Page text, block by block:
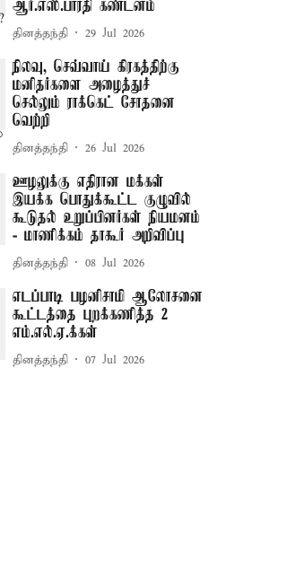
ஆர்.எஸ்.பாரதி கண்டனம்
தினத்தந்தி 29 Jul 2026
நிலவு, செவ்வாய் கிரகத்திற்கு
மனிதர்களை அழைத்துச்
செல்லும் ராக்கெட் சோதனை
வெற்றி
தினத்தந்தி 26 Jul 2026
ஊழலுக்கு எதிரான மக்கள்
இயக்க பொதுக்கூட்ட குழுவில்
கூடுதல் உறுப்பினர்கள் நியமனம்
- மாணிக்கம் தாகூர் அறிவிப்பு
தினத்தந்தி 08 Jul 2026
எடப்பாடி பழனிசாமி ஆலோசனை
கூட்டத்தை புறக்கணித்த 2
எம்.எல்.ஏ.க்கள்
தினத்தந்தி 07 Jul 2026